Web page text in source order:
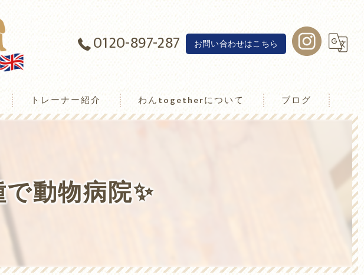
0120-897-287 お問い合わせはこちら
トレーナー紹介 わんtogetherについて ブログ
動物病院✨